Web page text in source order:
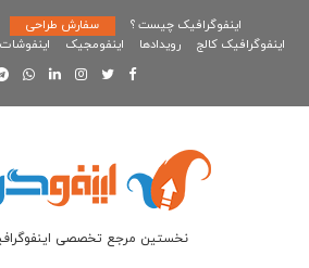
اینفوگرافیک چیست ؟ سفارش طراحی
اینفوگرافیک کالج
رویدادها اینفومجیک اینفوشات
نخستین مرجع تخصصی